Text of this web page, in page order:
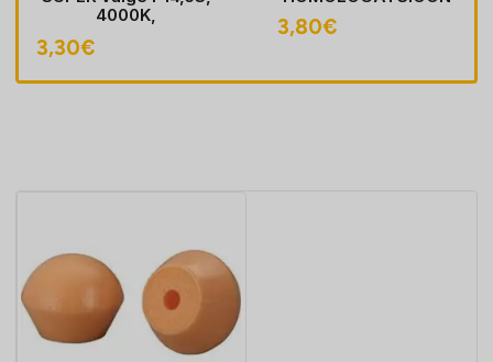
4000K,
3,30€
3,80€